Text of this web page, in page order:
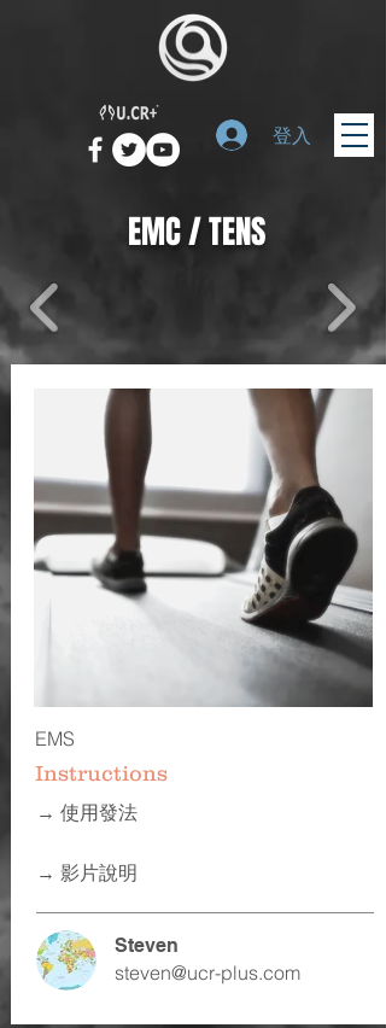
登入
EMC / TENS
EMS
Instructions
​→ 使用發法
​→ 影片說明
steven@ucr-plus.com
Steven